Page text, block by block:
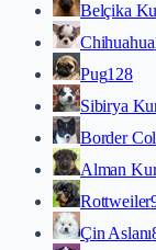
Belçika
Chihuahua
Pug128
Sibirya
Border
Alman
Rottweiler
Çin Aslanı